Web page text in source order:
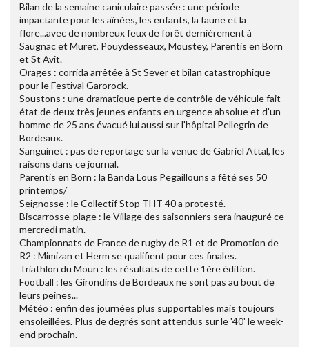
Bilan de la semaine caniculaire passée : une période
impactante pour les aînées, les enfants, la faune et la
flore...avec de nombreux feux de forêt dernièrement à
Saugnac et Muret, Pouydesseaux, Moustey, Parentis en Born
et St Avit.
Orages : corrida arrêtée à St Sever et bilan catastrophique
pour le Festival Garorock.
Soustons : une dramatique perte de contrôle de véhicule fait
état de deux très jeunes enfants en urgence absolue et d'un
homme de 25 ans évacué lui aussi sur l'hôpital Pellegrin de
Bordeaux.
Sanguinet : pas de reportage sur la venue de Gabriel Attal, les
raisons dans ce journal.
Parentis en Born : la Banda Lous Pegaillouns a fêté ses 50
printemps/
Seignosse : le Collectif Stop THT 40 a protesté.
Biscarrosse-plage : le Village des saisonniers sera inauguré ce
mercredi matin.
Championnats de France de rugby de R1 et de Promotion de
R2 : Mimizan et Herm se qualifient pour ces finales.
Triathlon du Moun : les résultats de cette 1ère édition.
Football : les Girondins de Bordeaux ne sont pas au bout de
leurs peines...
Météo : enfin des journées plus supportables mais toujours
ensoleillées. Plus de degrés sont attendus sur le '40' le week-
end prochain.